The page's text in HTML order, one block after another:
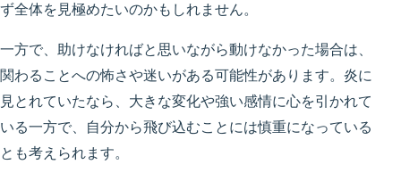
ず全体を見極めたいのかもしれません。
一方で、助けなければと思いながら動けなかった場合は、
関わることへの怖さや迷いがある可能性があります。炎に
見とれていたなら、大きな変化や強い感情に心を引かれて
いる一方で、自分から飛び込むことには慎重になっている
とも考えられます。